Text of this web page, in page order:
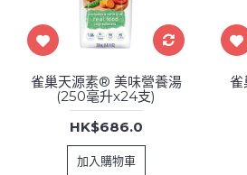
雀巢天源素® 美味營養湯
(250毫升x24支)
HK$686.0
加入購物車
雀